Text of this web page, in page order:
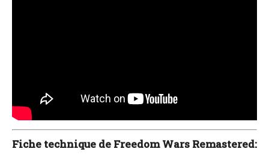
Fiche technique de Freedom Wars Remastered: